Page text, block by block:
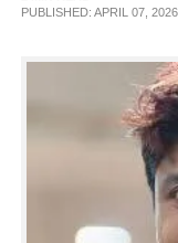
PHOTOS
PUBLISHED: APRIL 07,